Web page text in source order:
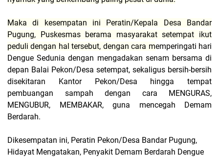
Maka di kesempatan ini Peratin/Kepala Desa Bandar
Pugung, Puskesmas berama masyarakat setempat ikut
peduli dengan hal tersebut, dengan cara memperingati hari
Dengue Sedunia dengan mengadakan senam bersama di
depan Balai Pekon/Desa setempat, sekaligus bersih-bersih
disekitaran Kantor Pekon/Desa hingga tempat
pembuangan sampah dengan cara MENGURAS,
MENGUBUR, MEMBAKAR, guna mencegah Demam
Berdarah.
Dikesempatan ini, Peratin Pekon/Desa Bandar Pugung,
Hidayat Mengatakan, Penyakit Demam Berdarah Dengue